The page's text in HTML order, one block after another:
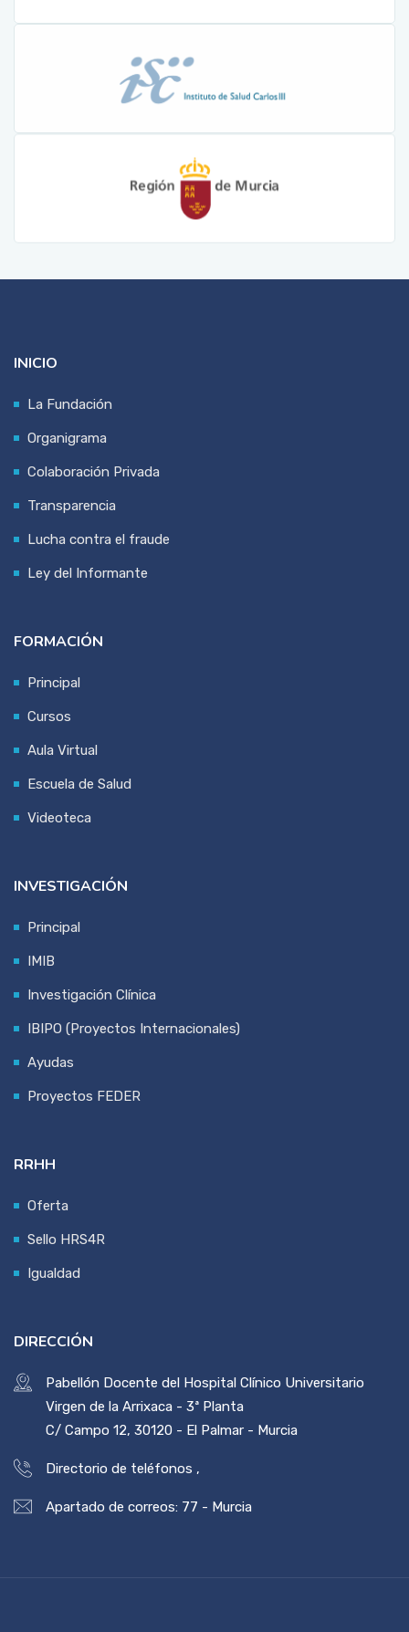
INICIO
La Fundación
Organigrama
Colaboración Privada
Transparencia
Lucha contra el fraude
Ley del Informante
FORMACIÓN
Principal
Cursos
Aula Virtual
Escuela de Salud
Videoteca
INVESTIGACIÓN
Principal
IMIB
Investigación Clínica
IBIPO (Proyectos Internacionales)
Ayudas
Proyectos FEDER
RRHH
Oferta
Sello HRS4R
Igualdad
DIRECCIÓN
Pabellón Docente del Hospital Clínico Universitario
Virgen de la Arrixaca - 3ª Planta
C/ Campo 12, 30120 - El Palmar - Murcia
Directorio de teléfonos ,
Apartado de correos: 77 - Murcia